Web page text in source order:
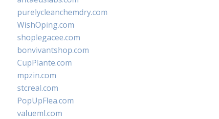
purelycleanchemdry.com
WishOping.com
shoplegacee.com
bonvivantshop.com
CupPlante.com
mpzin.com
stcreal.com
PopUpFlea.com
valueml.com